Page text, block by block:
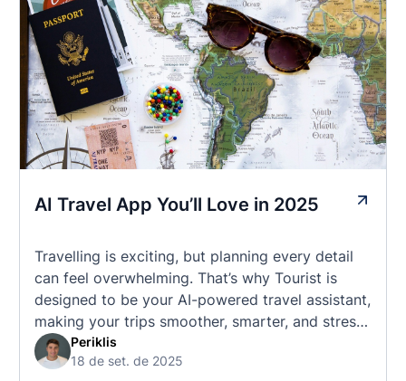
AI Travel App You’ll Love in 2025
Travelling is exciting, but planning every detail
can feel overwhelming. That’s why Tourist is
designed to be your AI-powered travel assistant,
making your trips smoother, smarter, and stress-
free. 🧭 What Makes the Tourist App Unique?
Unlike standard travel apps, Tourist combines
Periklis
18 de set. de 2025